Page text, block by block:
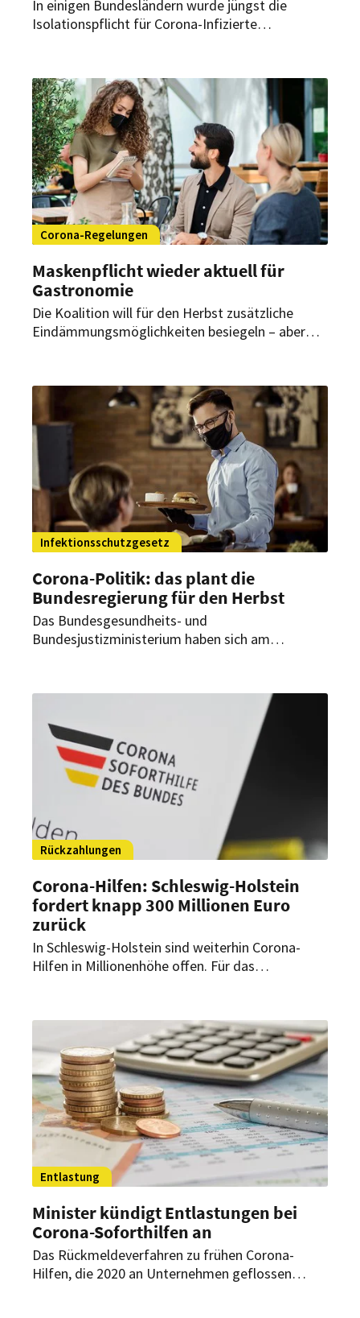
In einigen Bundesländern wurde jüngst die
Isolationspflicht für Corona-Infizierte
Sonderregeln für das Gastgewerbe?
Corona-Regelungen
Maskenpflicht wieder aktuell für
Gastronomie
Die Koalition will für den Herbst zusätzliche
Eindämmungsmöglichkeiten besiegeln – aber
soll. Doch was heißt das genau für die
Gastronomiebranche?
Infektionsschutzgesetz
Corona-Politik: das plant die
Bundesregierung für den Herbst
Das Bundesgesundheits- und
Bundesjustizministerium haben sich am
für das Infektionsschutzgesetz vorgelegt. Dabei
sollen besondere Regelungen für unter anderem
Restaurants und Veranstalter gelten.
Rückzahlungen
Corona-Hilfen: Schleswig-Holstein
fordert knapp 300 Millionen Euro
zurück
In Schleswig-Holstein sind weiterhin Corona-
Hilfen in Millionenhöhe offen. Für das
Phase mit hohem Kostendruck.
Entlastung
Minister kündigt Entlastungen bei
Corona-Soforthilfen an
Das Rückmeldeverfahren zu frühen Corona-
Hilfen, die 2020 an Unternehmen geflossen